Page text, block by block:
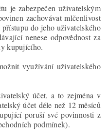
je zabezpečen uživatelským
zachovávat mlčenlivost
do jeho uživatelského
nenese odpovědnost za
kupujícího.
využívání uživatelského
účet, a to zejména v
účet déle než 12 měsíců
poruší své povinnosti z
podmínek).